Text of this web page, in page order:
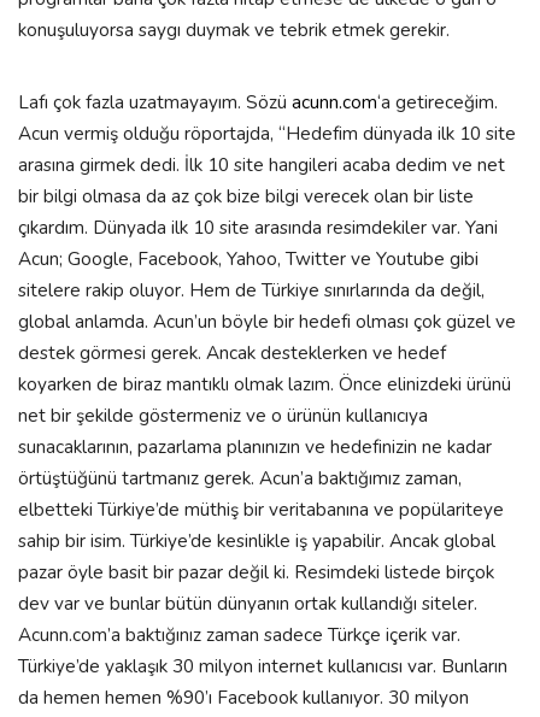
konuşuluyorsa saygı duymak ve tebrik etmek gerekir.
Lafı çok fazla uzatmayayım. Sözü acunn.com‘a getireceğim.
Acun vermiş olduğu röportajda, “Hedefim dünyada ilk 10 site
arasına girmek dedi. İlk 10 site hangileri acaba dedim ve net
bir bilgi olmasa da az çok bize bilgi verecek olan bir liste
çıkardım. Dünyada ilk 10 site arasında resimdekiler var. Yani
Acun; Google, Facebook, Yahoo, Twitter ve Youtube gibi
sitelere rakip oluyor. Hem de Türkiye sınırlarında da değil,
global anlamda. Acun’un böyle bir hedefi olması çok güzel ve
destek görmesi gerek. Ancak desteklerken ve hedef
koyarken de biraz mantıklı olmak lazım. Önce elinizdeki ürünü
net bir şekilde göstermeniz ve o ürünün kullanıcıya
sunacaklarının, pazarlama planınızın ve hedefinizin ne kadar
örtüştüğünü tartmanız gerek. Acun’a baktığımız zaman,
elbetteki Türkiye’de müthiş bir veritabanına ve popülariteye
sahip bir isim. Türkiye’de kesinlikle iş yapabilir. Ancak global
pazar öyle basit bir pazar değil ki. Resimdeki listede birçok
dev var ve bunlar bütün dünyanın ortak kullandığı siteler.
Acunn.com’a baktığınız zaman sadece Türkçe içerik var.
Türkiye’de yaklaşık 30 milyon internet kullanıcısı var. Bunların
da hemen hemen %90’ı Facebook kullanıyor. 30 milyon